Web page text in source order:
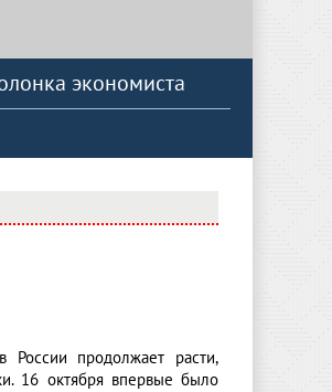
экономиста
России продолжает расти,
16 октября впервые было